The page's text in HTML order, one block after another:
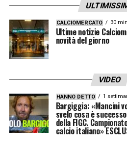
CALCIOMERCATO 30
Ultime notizie
novità del giorno
VIDEO
HANNO DETTO 1
Bargiggia: «Mancini
svelo cosa è
della FIGC.
calcio italiano»